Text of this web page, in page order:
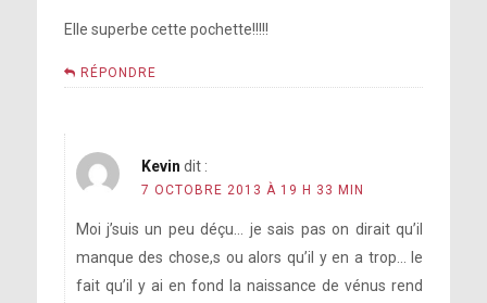
Elle superbe cette pochette!!!!!
RÉPONDRE
Kevin dit :
7 OCTOBRE 2013 À 19 H 33 MIN
Moi j’suis un peu déçu… je sais pas on dirait qu’il
manque des chose,s ou alors qu’il y en a trop… le
fait qu’il y ai en fond la naissance de vénus rend